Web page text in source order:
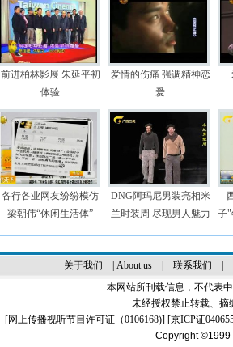
前进柏林影展 朱延平初
体验
爱情的伤痛 强调精神恋
爱
各行各业网友纷纷模仿
梁朝伟“休闲生活体”
DNG阿玛尼男装亮相米
兰时装周 尽现男人魅力
子"
关于我们 About us| 联系我们
本网站所刊载信息，不代表
未经授权禁止转载、摘
[网上传播视听节目许可证（0106168)] [京ICP证
Copyright